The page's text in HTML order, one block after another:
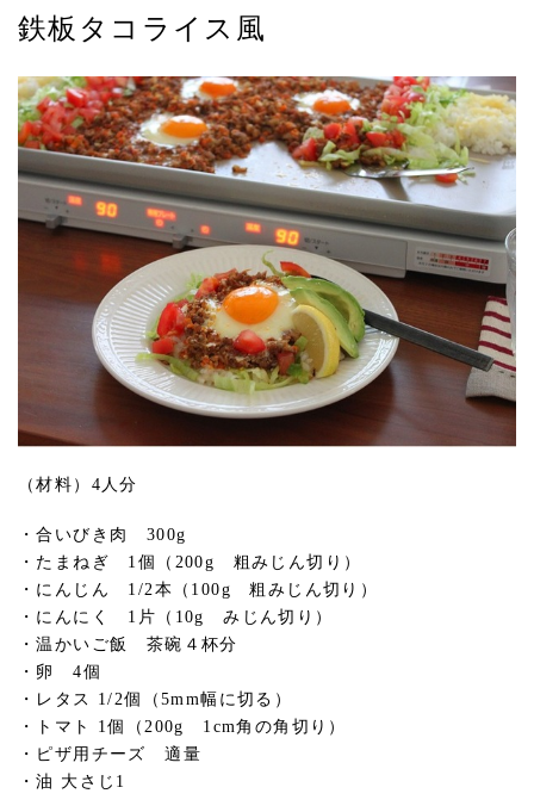
鉄板タコライス風
（材料）4人分
・合いびき肉 300g
・たまねぎ 1個（200g 粗みじん切り）
・にんじん 1/2本（100g 粗みじん切り）
・にんにく 1片（10g みじん切り）
・温かいご飯 茶碗４杯分
・卵 4個
・レタス 1/2個（5mm幅に切る）
・トマト 1個（200g 1cm角の角切り）
・ピザ用チーズ 適量
・油 大さじ1